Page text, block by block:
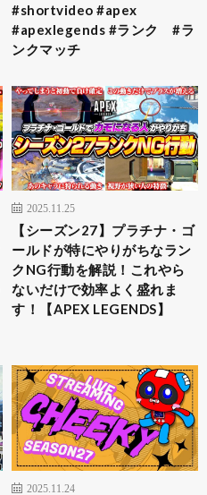
#shortvideo #apex
#apexlegends #ランク #ラ
ンクマッチ
2025.11.25
【シーズン27】プラチナ・ゴ
ールドが特にやりがちなラン
クNG行動を解説！これやら
ないだけで効率よく盛れま
す！【APEX LEGENDS】
2025.11.24